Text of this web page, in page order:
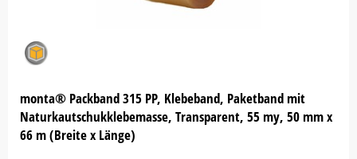
monta® Packband 315 PP, Klebeband, Paketband mit
Naturkautschukklebemasse, Transparent, 55 my, 50 mm x
66 m (Breite x Länge)